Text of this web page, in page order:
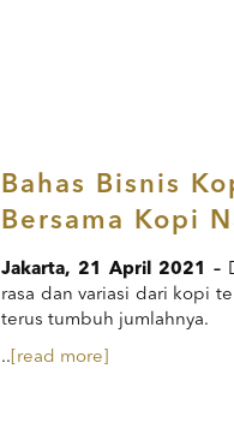
Bahas Bisnis
Bersama Kopi
Jakarta, 21 April 2021 –
rasa dan variasi dari kopi
terus tumbuh jumlahnya.
.. [read more]